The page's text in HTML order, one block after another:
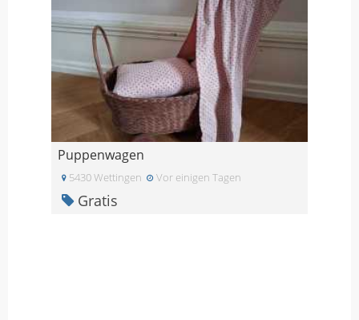
Puppenwagen
5430 Wettingen Vor einigen Tagen
Gratis